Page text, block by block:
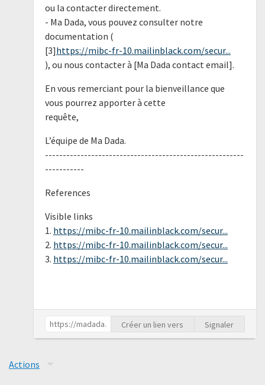
ou la contacter directement.
- Ma Dada, vous pouvez consulter notre
documentation (
[3]https://mibc-fr-10.mailinblack.com/secur...
), ou nous contacter à [Ma Dada contact email].
En vous remerciant pour la bienveillance que
vous pourrez apporter à cette
requête,
L’équipe de Ma Dada.
--------------------------------------------------------
-----------
References
Visible links
1. https://mibc-fr-10.mailinblack.com/secur...
2. https://mibc-fr-10.mailinblack.com/secur...
3. https://mibc-fr-10.mailinblack.com/secur...
Créer un lien vers Signaler
Actions